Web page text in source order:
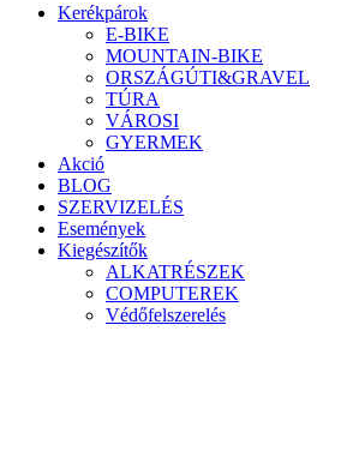
Kerékpárok
E-BIKE
MOUNTAIN-BIKE
ORSZÁGÚTI&GRAVEL
TÚRA
VÁROSI
GYERMEK
Akció
BLOG
SZERVIZELÉS
Események
Kiegészítők
ALKATRÉSZEK
COMPUTEREK
Védőfelszerelés